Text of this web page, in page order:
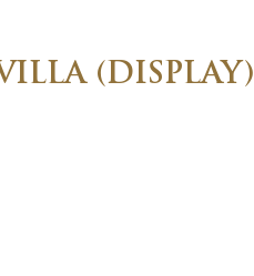
(DISPLAY)